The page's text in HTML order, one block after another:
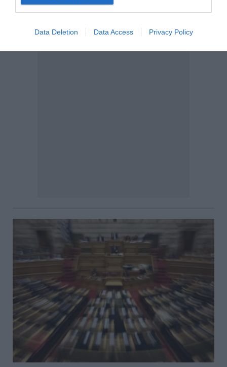
Data Deletion Data Access Privacy Policy